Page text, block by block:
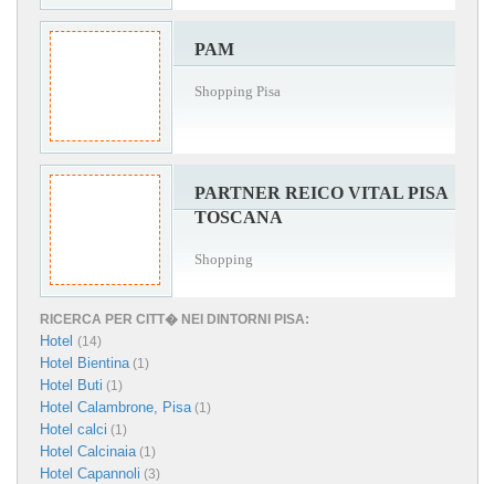
PAM
Shopping Pisa
PARTNER REICO VITAL PISA
TOSCANA
Shopping
RICERCA PER CITT� NEI DINTORNI PISA:
Hotel (14)
Hotel Bientina(1)
Hotel Buti (1)
Hotel Calambrone, Pisa(1)
Hotel calci (1)
Hotel Calcinaia(1)
Hotel Capannoli (3)